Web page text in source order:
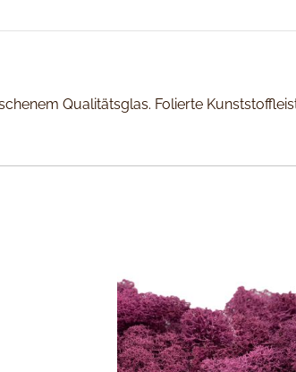
Qualitätsglas. Folierte